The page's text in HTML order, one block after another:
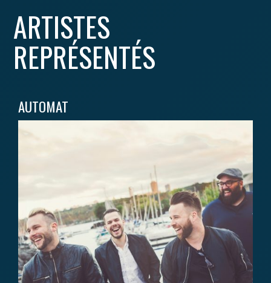
ARTISTES
REPRÉSENTÉS
AUTOMAT